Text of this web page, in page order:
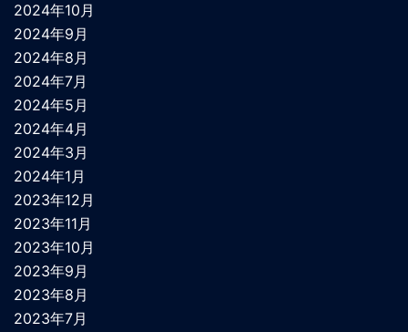
2024年10月
2024年9月
2024年8月
2024年7月
2024年5月
2024年4月
2024年3月
2024年1月
2023年12月
2023年11月
2023年10月
2023年9月
2023年8月
2023年7月